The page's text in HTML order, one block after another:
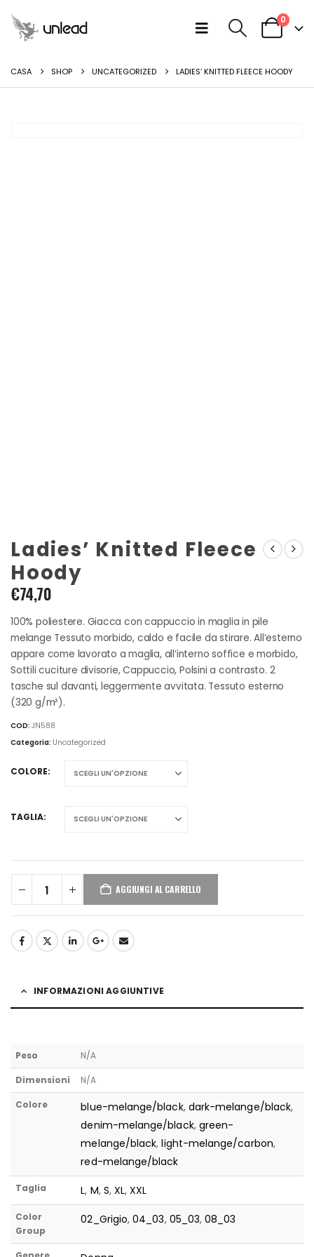
0
CASA SHOP UNCATEGORIZED LADIES’ KNITTED FLEECE HOODY
Ladies’ Knitted Fleece
Hoody
€74,70
100% poliestere. Giacca con cappuccio in maglia in pile
melange Tessuto morbido, caldo e facile da stirare. All’esterno
appare come lavorato a maglia, all’interno soffice e morbido,
Sottili cuciture divisorie, Cappuccio, Polsini a contrasto. 2
tasche sul davanti, leggermente avvitata. Tessuto esterno
(320 g/m²).
COD: JN588
Categoria: Uncategorized
COLORE
TAGLIA
AGGIUNGI AL CARRELLO
INFORMAZIONI AGGIUNTIVE
Peso N/A
Dimensioni N/A
Colore blue-melange/black, dark-melange/black,
denim-melange/black, green-
melange/black,light-melange/carbon,
red-melange/black
Taglia L, M, S,XL,XXL
Color
Group
02_Grigio,04_03, 05_03,08_03